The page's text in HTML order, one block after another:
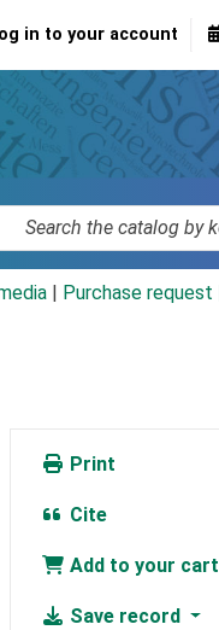
in to your account
Purchase request |
Print
Cite
Add to your cart
Save record